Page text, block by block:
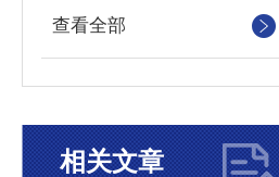
查看全部
相关文章